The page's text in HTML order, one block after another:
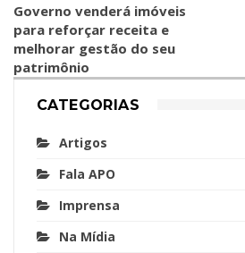
Governo venderá imóveis
para reforçar receita e
melhorar gestão do seu
patrimônio
CATEGORIAS
Artigos
Fala APO
Imprensa
Na Mídia